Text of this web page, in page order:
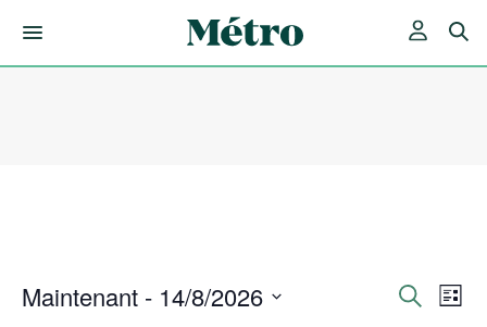
Recherche
Liste
Maintenant - 14/8/2026